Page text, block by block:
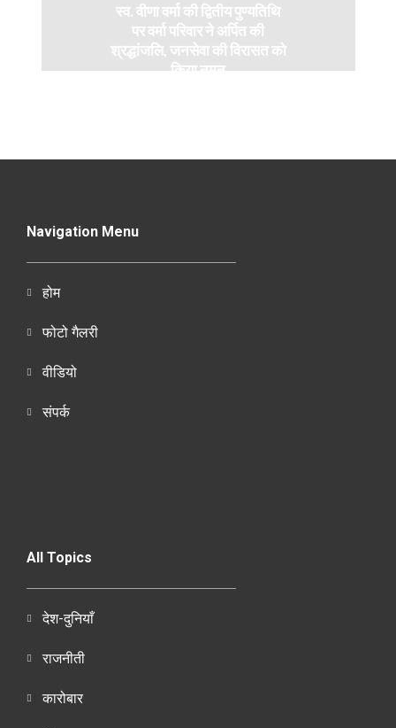
स्व. वीणा वर्मा की द्वितीय पुण्यतिथि
पर वर्मा परिवार ने अर्पित की
श्रद्धांजलि, जनसेवा की विरासत को
किया नमन
Navigation Menu
होम
फोटो गैलरी
वीडियो
संपर्क
All Topics
देश-दुनियाँ
राजनीती
कारोबार